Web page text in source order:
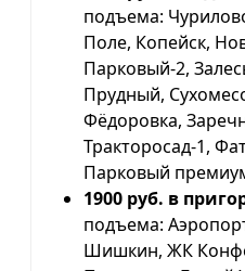
подъема:
Поле, Копейск,
Парковый-2,
Прудный,
Фёдоровка,
Тракторосад-1,
Парковый
1900 руб. в
подъема:
Шишкин, ЖК